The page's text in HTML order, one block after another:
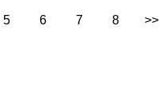
5 6 7 8 >>